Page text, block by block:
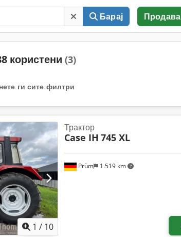
Барај Продава
користени (3)
ги сите филтри
1 / 10
Prüm 1.519 km
Трактор
Case IH 745 XL